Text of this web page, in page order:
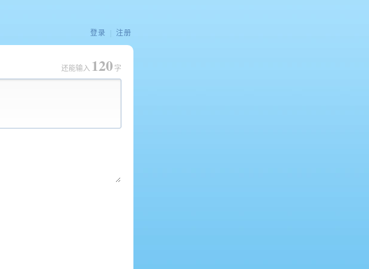
登录 注册
还能输入 120 字